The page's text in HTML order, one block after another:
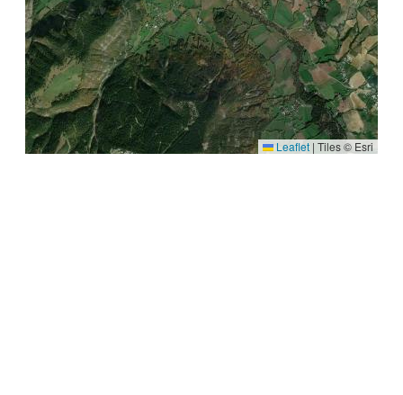
Leaflet | Tiles © Esri